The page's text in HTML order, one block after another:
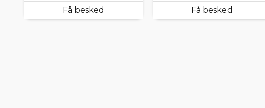
Få besked Få besked